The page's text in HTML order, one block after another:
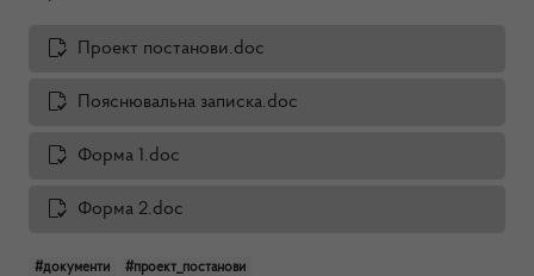
Проект постанови.doc
Пояснювальна записка.doc
Форма 1.doc
Форма 2.doc
#документи #проект_постанови